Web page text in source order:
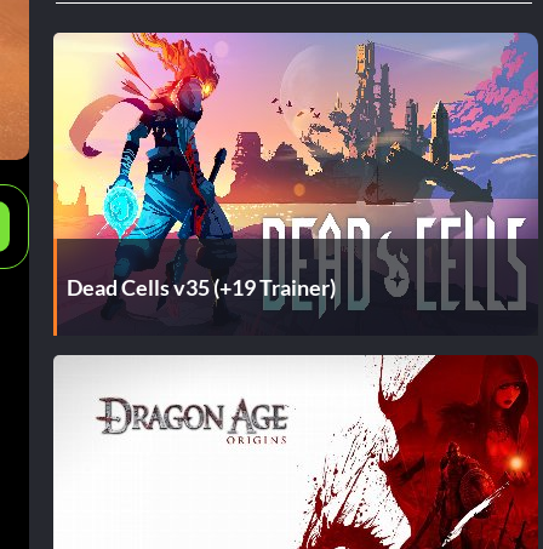
Dead Cells v35 (+19 Trainer)